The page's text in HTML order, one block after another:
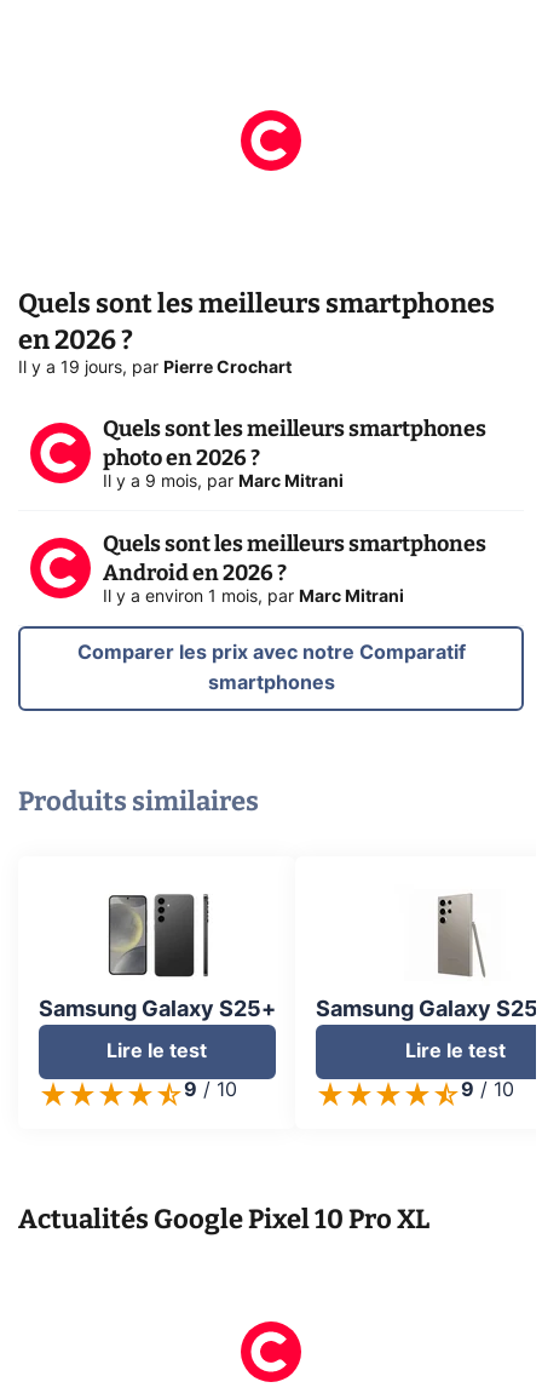
Quels sont les meilleurs smartphones
en 2026 ?
Il y a 19 jours, par Pierre Crochart
Quels sont les meilleurs smartphones
photo en 2026 ?
Il y a 9 mois, par Marc Mitrani
Quels sont les meilleurs smartphones
Android en 2026 ?
Il y a environ 1 mois, par Marc Mitrani
Comparer les prix avec notre Comparatif
smartphones
Produits similaires
Samsung Galaxy S25+
Lire le test
9 / 10
Samsung Galaxy
Lire le test
9 / 10
Actualités Google Pixel 10 Pro XL